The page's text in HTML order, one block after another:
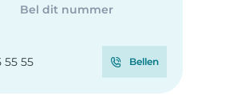
Bel dit nummer
55 55 Bellen